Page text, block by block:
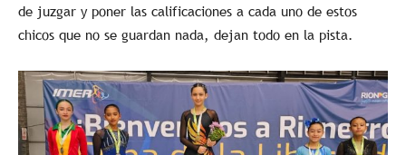
de juzgar y poner las calificaciones a cada uno de estos
chicos que no se guardan nada, dejan todo en la pista.